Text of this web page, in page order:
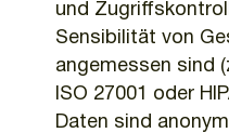
und
Sensibilität von
angemessen sind
ISO 27001 oder
Daten sind